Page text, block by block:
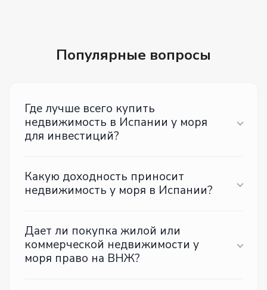
Популярные вопросы
Где лучше всего купить
недвижимость в Испании у моря
для инвестиций?
Какую доходность приносит
недвижимость у моря в Испании?
Дает ли покупка жилой или
коммерческой недвижимости у
моря право на ВНЖ?